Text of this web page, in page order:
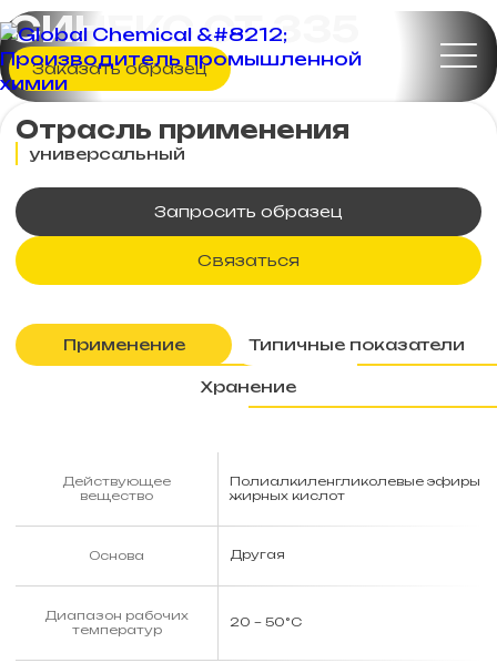
СИНЕКС СТ 335
Заказать образец
Отрасль применения
универсальный
Запросить образец
Связаться
Применение Типичные показатели
Хранение
Действующее
вещество
Полиалкиленгликолевые эфиры
жирных кислот
Основа Другая
Диапазон рабочих
температур
20 – 50°С